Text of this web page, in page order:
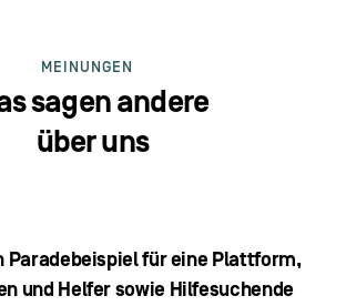
MEINUNGEN
sagen andere
über uns
Paradebeispiel für eine Plattform,
und Helfer sowie Hilfesuchende